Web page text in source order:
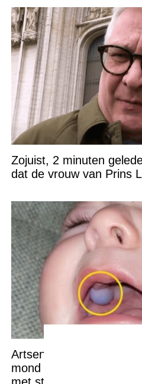
Zojuist, 2 minuten
dat de vrouw van Prins
Artsen dachten dat de
mond had maar de